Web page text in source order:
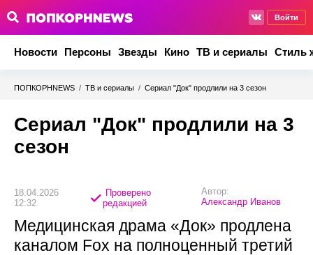
Войти
Новости Персоны Звезды Кино ТВ и сериалы Стиль
ПОПКОРНNEWS / ТВ и сериалы / Сериал "Док" продлили на 3 сезон
Сериал "Док" продлили на 3
сезон
18.04.2026
12:32
Проверено
редакцией
Автор:
Александр Иванов
Медицинская драма «Док» продлена
каналом Fox на полноценный третий